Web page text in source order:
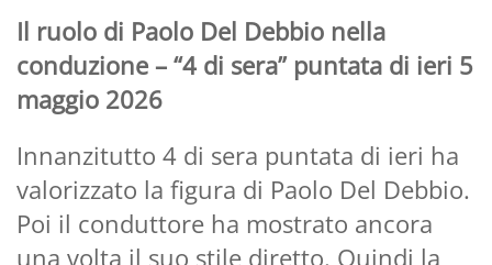
Il ruolo di Paolo Del Debbio nella
conduzione – “4 di sera” puntata di ieri 5
maggio 2026
Innanzitutto 4 di sera puntata di ieri ha
valorizzato la figura di Paolo Del Debbio.
Poi il conduttore ha mostrato ancora
una volta il suo stile diretto. Quindi la